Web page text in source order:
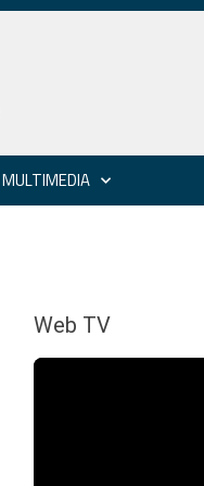
MULTIMEDIA
Web TV